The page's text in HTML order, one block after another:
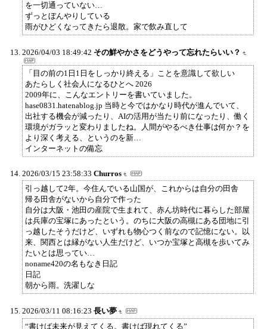
を一切通っていない…
ずっとぼんやりしている
雨がひどくなってきたら退散。家で飲み直して
2026/04/03 18:49:42 その鮮やかさをどうやって忘れたらいい？
「目の前の1日1日をしっかり終える」ことを意識して欲しい
あたらしく社会人になるひとへ 2026
2009年に、こんなエントリーを書いていました。
hase0831.hatenablog.jp 当時と今ではかなり時代が進んでいて、
出社する機会が減ったり、AIの活用が当たり前になったり、働く
環境がガラッと変わりましたね。人間がやるべき仕事は何か？を
より深く考える、というのを新…
インターネットの備忘
2026/03/15 23:58:33 Churros
引っ越して2年。今住んでいる山国が、これからは自分の田舎
帰る田舎がないから自分で作った
自分は大阪・池田の産院で生まれて、赤ん坊時代に暮らした部屋
は兵庫の宝塚にあったという。のちに大阪の高槻にある団地に引
っ越したそうだけど、いずれも物心つく前なので記憶にない。以
来、関西とは縁がない人生だけど、いつか宝塚と高槻を歩いてみ
たいとは思ってい…
noname420の名もなき日記
日記
朝から雨。洗濯しな
2026/03/11 08:16:23 長い夢
“書けば未来が見えてくる。書けば現れてくる”